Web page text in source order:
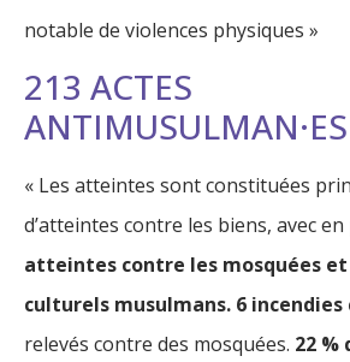
notable de violences physiques »
213 ACTES
ANTIMUSULMAN·ES
« Les atteintes sont constituées
d’atteintes contre les biens, avec
atteintes contre les mosquées
culturels musulmans. 6
relevés contre des mosquées. 22 %